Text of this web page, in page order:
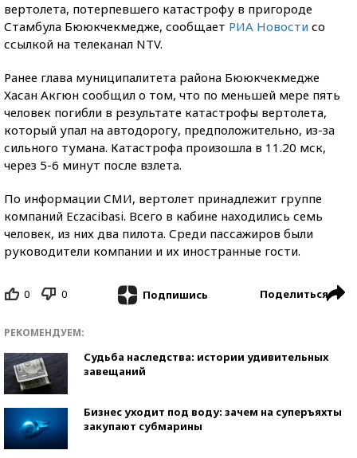
вертолета, потерпевшего катастрофу в пригороде
Стамбула Бююкчекмедже, сообщает РИА Новости со
ссылкой на телеканал NTV.
Ранее глава муниципалитета района Бююкчекмедже
Хасан Акгюн сообщил о том, что по меньшей мере пять
человек погибли в результате катастрофы вертолета,
который упал на автодорогу, предположительно, из-за
сильного тумана. Катастрофа произошла в 11.20 мск,
через 5-6 минут после взлета.
По информации СМИ, вертолет принадлежит группе
компаний Eczacibasi. Всего в кабине находились семь
человек, из них два пилота. Среди пассажиров были
руководители компании и их иностранные гости.
0 0 Подпишись Поделиться
РЕКОМЕНДУЕМ:
Судьба наследства: истории удивительных
завещаний
Бизнес уходит под воду: зачем на суперъяхты
закупают субмарины